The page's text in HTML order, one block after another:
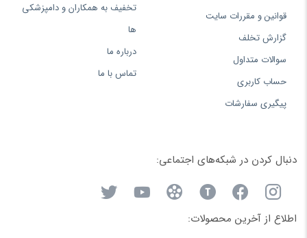
قوانین و مقررات سایت
گزارش تخلف
سوالات متداول
حساب کاربری
پیگیری سفارشات
تخفیف به همکاران و دامپزشکی
ها
درباره ما
تماس با ما
دنبال کردن در شبکه‌های اجتماعی:
اطلاع از آخرین محصولات: